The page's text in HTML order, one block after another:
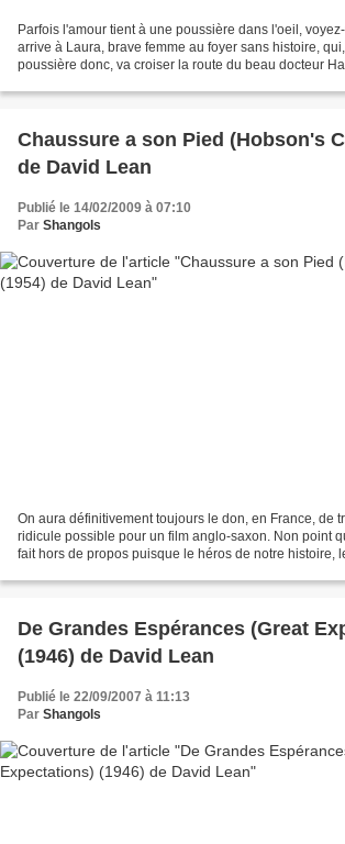
Parfois l'amour tient à une poussière dans l'oeil,
arrive à Laura, brave femme au foyer sans histoire,
poussière donc, va croiser la route du beau docteur
Chaussure a son Pied (Hobson's
de David Lean
Publié le 14/02/2009 à 07:10
Par Shangols
On aura définitivement toujours le don, en France, de
ridicule possible pour un film anglo-saxon. Non point
fait hors de propos puisque le héros de notre histoire,
De Grandes Espérances (Great
(1946) de David Lean
Publié le 22/09/2007 à 11:13
Par Shangols